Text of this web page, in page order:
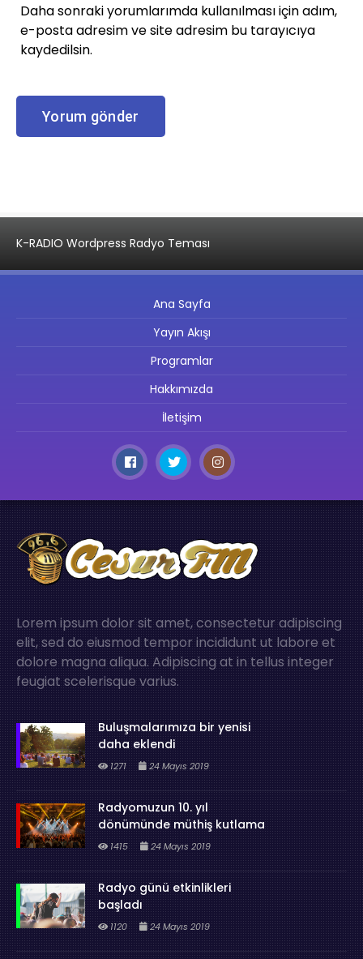
Daha sonraki yorumlarımda kullanılması için adım,
e-posta adresim ve site adresim bu tarayıcıya
kaydedilsin.
K-RADIO Wordpress Radyo Teması
Ana Sayfa
Yayın Akışı
Programlar
Hakkımızda
İletişim
Lorem ipsum dolor sit amet, consectetur adipiscing
elit, sed do eiusmod tempor incididunt ut labore et
dolore magna aliqua. Adipiscing at in tellus integer
feugiat scelerisque varius.
Buluşmalarımıza bir yenisi
daha eklendi
1271 24 Mayıs 2019
Radyomuzun 10. yıl
dönümünde müthiş kutlama
1415 24 Mayıs 2019
Radyo günü etkinlikleri
başladı
1120 24 Mayıs 2019